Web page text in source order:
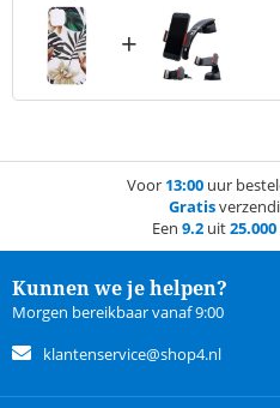
+
Voor 13:00 uur
Gratis
Een 9.2 uit25.000
Kunnen we je helpen?
Morgen bereikbaar vanaf 9:00
klantenservice@shop4.nl